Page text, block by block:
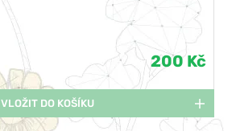
200 Kč
VLOŽIT DO KOŠÍKU